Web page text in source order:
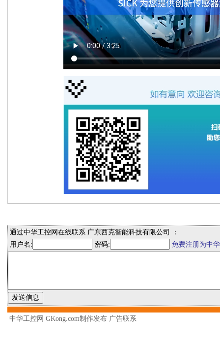
通过中华工控网在线联系 广东西克智能科技有限公司 ：
用户名:
密码: 免费注册为中
中华工控网 GKong.com制作发布 广告联系